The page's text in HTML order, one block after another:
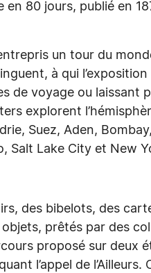
80 jours, publié en
un tour du
à qui
de voyage ou laissant
explorent
Suez, Aden,
Salt Lake City et New
des bibelots, des
prêtés par des
proposé sur deux
l’appel de l’Ailleurs.